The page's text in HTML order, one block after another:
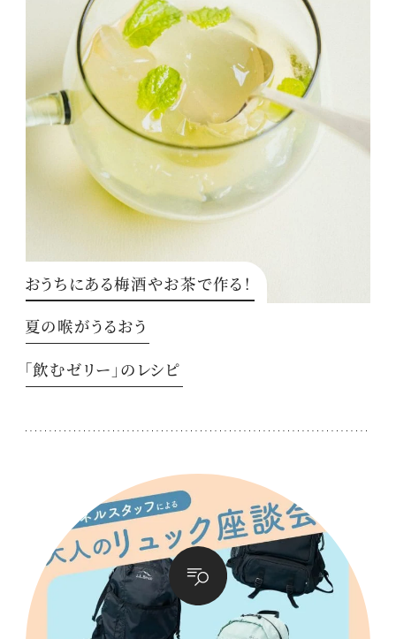
おうちにある梅酒やお茶で作る！
夏の喉がうるおう
「飲むゼリー」のレシピ